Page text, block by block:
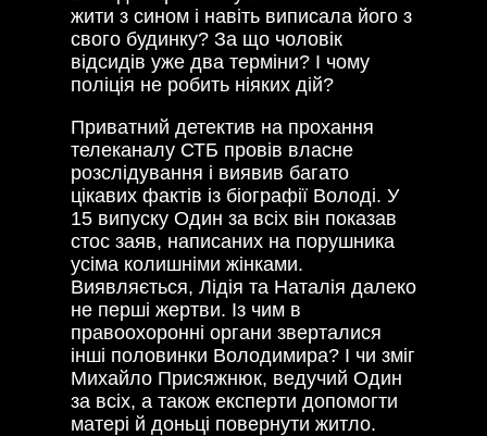
жити з сином і навіть виписала його з
свого будинку? За що чоловік
відсидів уже два терміни? І чому
поліція не робить ніяких дій?
Приватний детектив на прохання
телеканалу СТБ провів власне
розслідування і виявив багато
цікавих фактів із біографії Володі. У
15 випуску Один за всіх він показав
стос заяв, написаних на порушника
усіма колишніми жінками.
Виявляється, Лідія та Наталія далеко
не перші жертви. Із чим в
правоохоронні органи зверталися
інші половинки Володимира? І чи зміг
Михайло Присяжнюк, ведучий Один
за всіх, а також експерти допомогти
матері й доньці повернути житло.